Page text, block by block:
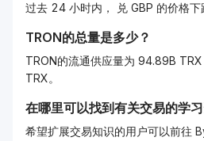
过去 24 小时内， 兑 GBP 的价格下
TRON的总量是多少？
TRON的流通供应量为 94.89B
TRX。
在哪里可以找到有关交易的学
希望扩展交易知识的用户可以前往